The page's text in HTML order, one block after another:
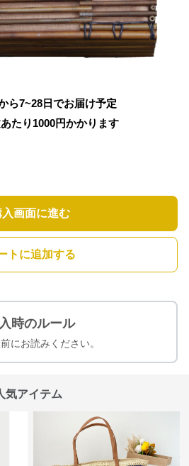
ら7~28日でお届け予定
たり 1000円かかります
入画面に進む
トに追加する
時のルール
にお読みください。
気アイテム